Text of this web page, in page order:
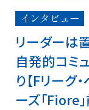
インタビュー
リーダーは
自発的コミ
り【Fリーグ
ーズ「Fiore